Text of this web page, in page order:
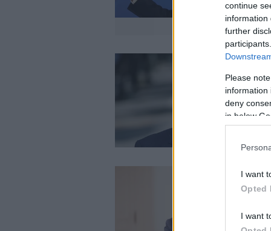
continue
information
further
Please
information
deny
in below
I want
Opted
I want